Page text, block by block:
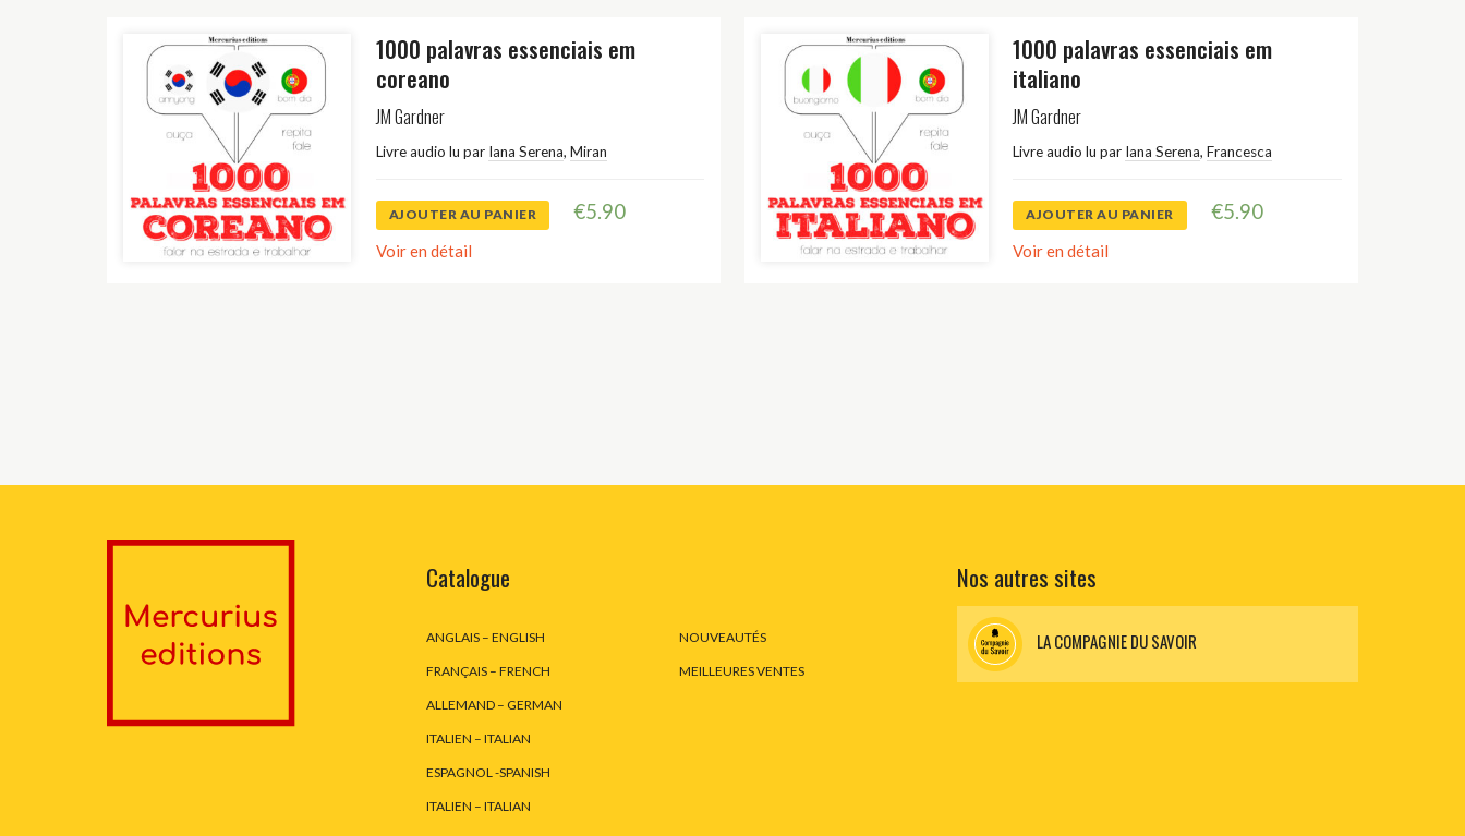
1000 palavras essenciais em
coreano
JM Gardner
Livre audio lu par Iana Serena, Miran
AJOUTER AU PANIER €5.90
Voir en détail
1000 palavras essenciais em
italiano
JM Gardner
Livre audio lu par Iana Serena,Francesca
AJOUTER AU PANIER €5.90
Voir en détail
Catalogue
ANGLAIS – ENGLISH
FRANÇAIS – FRENCH
ALLEMAND – GERMAN
ITALIEN – ITALIAN
ESPAGNOL -SPANISH
ITALIEN – ITALIAN
NOUVEAUTÉS
MEILLEURES VENTES
Nos autres sites
LA COMPAGNIE DU SAVOIR